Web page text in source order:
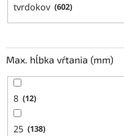
tvrdokov 602
Max. hĺbka vŕtania (mm)
8 12
25 138